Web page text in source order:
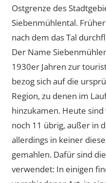
Ostgrenze des
Siebenmühlental.
nach dem das Tal
Der Name
1930er Jahren zur
bezog sich auf die
Region, zu denen im
hinzukamen. Heute
noch 11 übrig, außer in
allerdings in keiner
gemahlen. Dafür sind
verwendet: In einigen